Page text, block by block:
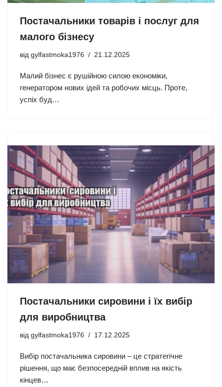
Постачальники товарів і послуг для
малого бізнесу
від gylfastmoka1976 21.12.2025
Малий бізнес є рушійною силою економіки,
генератором нових ідей та робочих місць. Проте,
успіх буд…
Постачальники сировини і їх вибір
для виробництва
від gylfastmoka1976 17.12.2025
Вибір постачальника сировини – це стратегічне
рішення, що має безпосередній вплив на якість
кінцев…